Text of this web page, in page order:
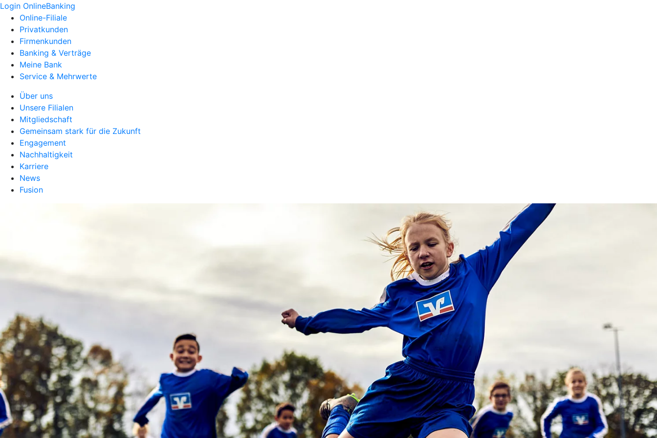
Login OnlineBanking
Online-Filiale
Privatkunden
Firmenkunden
Banking & Verträge
Meine Bank
Service & Mehrwerte
Über uns
Unsere Filialen
Mitgliedschaft
Gemeinsam stark für die Zukunft
Engagement
Nachhaltigkeit
Karriere
News
Fusion